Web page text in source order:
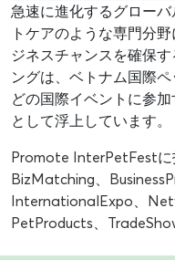
急速に進化するグロー
トケアのような専門分
ジネスチャンスを確保
ングは、ベトナム国際
どの国際イベントに参
として浮上しています。
Promote InterPetFest
BizMatching
InternationalExpo
PetProducts